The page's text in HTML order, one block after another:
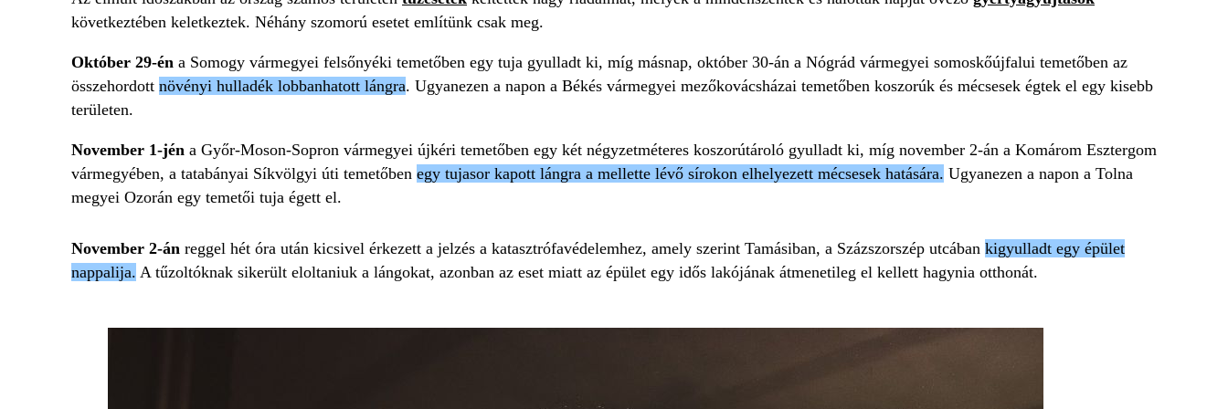
következtében keletkeztek. Néhány szomorú esetet említünk csak meg.
Október 29-én a Somogy vármegyei felsőnyéki temetőben egy tuja gyulladt ki, míg másnap, október 30-án a Nógrád vármegyei somoskőújfalui temetőben az
összehordott növényi hulladék lobbanhatott lángra. Ugyanezen a napon a Békés vármegyei mezőkovácsházai temetőben koszorúk és mécsesek égtek el egy kisebb
területen.
November 1-jén a Győr-Moson-Sopron vármegyei újkéri temetőben egy két négyzetméteres koszorútároló gyulladt ki, míg november 2-án a Komárom Esztergom
vármegyében, a tatabányai Síkvölgyi úti temetőben egy tujasor kapott lángra a mellette lévő sírokon elhelyezett mécsesek hatására. Ugyanezen a napon a Tolna
megyei Ozorán egy temetői tuja égett el.
November 2-án reggel hét óra után kicsivel érkezett a jelzés a katasztrófavédelemhez, amely szerint Tamásiban, a Százszorszép utcában kigyulladt egy épület
nappalija. A tűzoltóknak sikerült eloltaniuk a lángokat, azonban az eset miatt az épület egy idős lakójának átmenetileg el kellett hagynia otthonát.